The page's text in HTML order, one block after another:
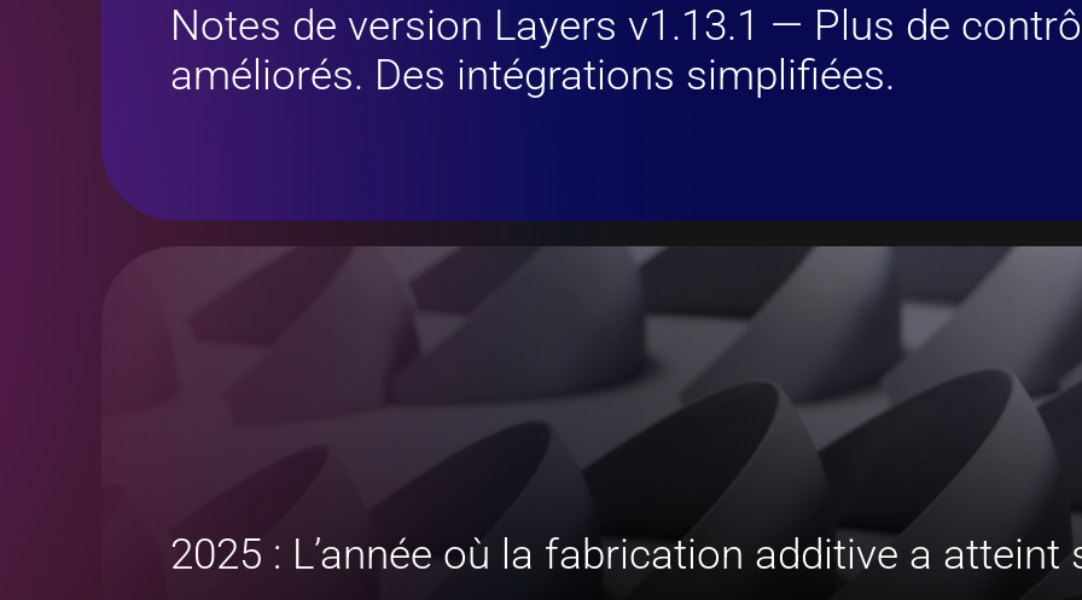
Notes de version Layers v1.13.1 — Plus de
améliorés. Des intégrations simplifiées.
2025 : L’année où la fabrication additive a